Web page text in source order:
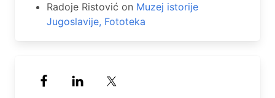
Radoje Ristović on Muzej istorije
Jugoslavije, Fototeka